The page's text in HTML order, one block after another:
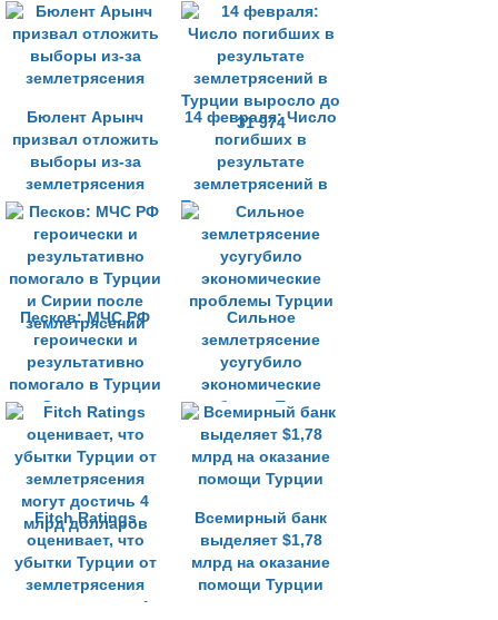
июня не
существует
вовремя
Бюлент Арынч
призвал отложить
выборы из-за
землетрясения
14 февраля: Число
погибших в
результате
землетрясений в
Турции выросло до
31 974
Песков: МЧС РФ
героически и
результативно
помогало в Турции
и Сирии после
землетрясений
Сильное
землетрясение
усугубило
экономические
проблемы Турции
Fitch Ratings
оценивает, что
убытки Турции от
землетрясения
могут достичь 4
Всемирный банк
выделяет $1,78
млрд на оказание
помощи Турции